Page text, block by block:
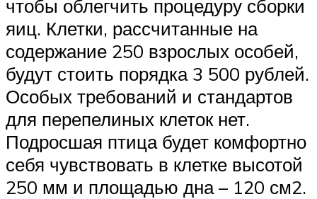
чтобы облегчить процедуру сборки
яиц. Клетки, рассчитанные на
содержание 250 взрослых особей,
будут стоить порядка 3 500 рублей.
Особых требований и стандартов
для перепелиных клеток нет.
Подросшая птица будет комфортно
себя чувствовать в клетке высотой
250 мм и площадью дна – 120 см2.